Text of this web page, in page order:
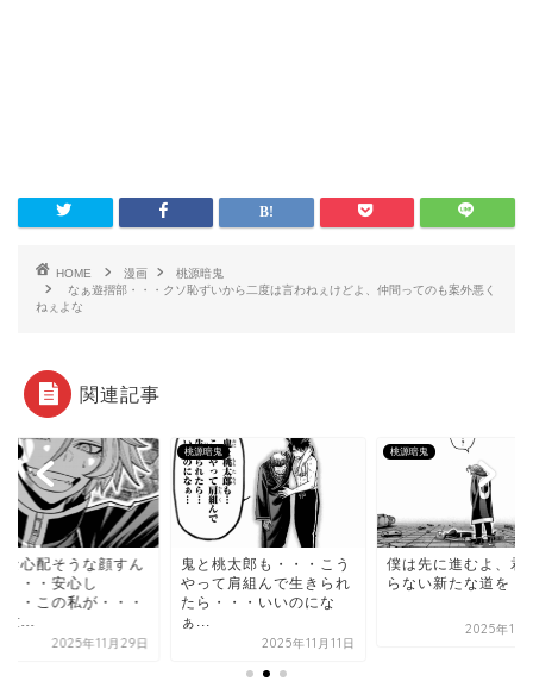
HOME 漫画
桃源暗鬼
なぁ遊摺部・・・クソ恥ずいから二度は言わねぇけどよ、仲間ってのも案外悪く
ねぇよな
関連記事
な心配そうな顔すん
・・・安心し
・・この私が・・・
世...
2025年11月29日
桃源暗鬼
鬼と桃太郎も・・・こう
やって肩組んで生きられ
たら・・・いいのにな
ぁ...
2025年11月11日
桃源暗鬼
僕は先に進むよ、君
らない新たな道を
2025年11